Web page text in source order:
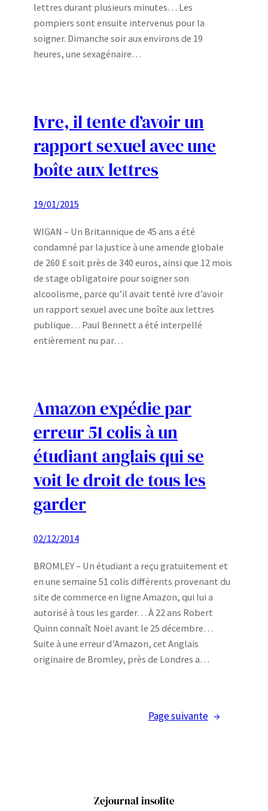
lettres durant plusieurs minutes… Les
pompiers sont ensuite intervenus pour la
soigner. Dimanche soir aux environs de 19
heures, une sexagénaire…
Ivre, il tente d’avoir un
rapport sexuel avec une
boîte aux lettres
19/01/2015
WIGAN – Un Britannique de 45 ans a été
condamné par la justice à une amende globale
de 260 £ soit près de 340 euros, ainsi que 12 mois
de stage obligatoire pour soigner son
alcoolisme, parce qu’il avait tenté ivre d’avoir
un rapport sexuel avec une boîte aux lettres
publique… Paul Bennett a été interpellé
entièrement nu par…
Amazon expédie par
erreur 51 colis à un
étudiant anglais qui se
voit le droit de tous les
garder
02/12/2014
BROMLEY – Un étudiant a reçu gratuitement et
en une semaine 51 colis différents provenant du
site de commerce en ligne Amazon, qui lui a
autorisé à tous les garder… À 22 ans Robert
Quinn connaît Noël avant le 25 décembre…
Suite à une erreur d’Amazon, cet Anglais
originaire de Bromley, près de Londres a…
Page suivante →
Zejournal insolite